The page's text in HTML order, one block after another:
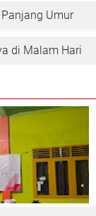
Umur
di Malam Hari